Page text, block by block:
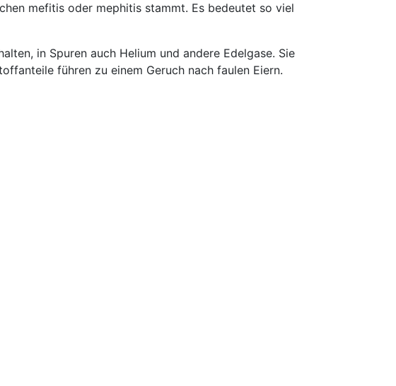
mefitis oder mephitis stammt. Es bedeutet so viel
in Spuren auch Helium und andere Edelgase. Sie
führen zu einem Geruch nach faulen Eiern.